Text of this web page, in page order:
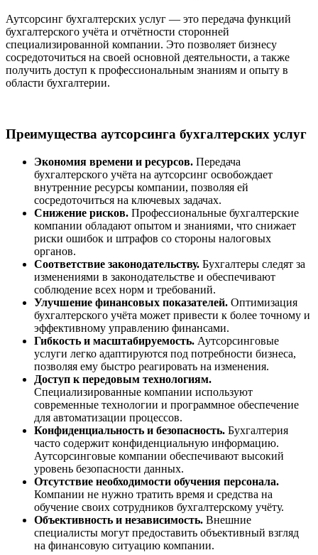
Аутсорсинг бухгалтерских услуг — это передача функций
бухгалтерского учёта и отчётности сторонней
специализированной компании. Это позволяет бизнесу
сосредоточиться на своей основной деятельности, а также
получить доступ к профессиональным знаниям и опыту в
области бухгалтерии.
Преимущества аутсорсинга бухгалтерских услуг
Экономия времени и ресурсов. Передача
бухгалтерского учёта на аутсорсинг освобождает
внутренние ресурсы компании, позволяя ей
сосредоточиться на ключевых задачах.
Снижение рисков. Профессиональные бухгалтерские
компании обладают опытом и знаниями, что снижает
риски ошибок и штрафов со стороны налоговых
органов.
Соответствие законодательству. Бухгалтеры следят за
изменениями в законодательстве и обеспечивают
соблюдение всех норм и требований.
Улучшение финансовых показателей. Оптимизация
бухгалтерского учёта может привести к более точному и
эффективному управлению финансами.
Гибкость и масштабируемость. Аутсорсинговые
услуги легко адаптируются под потребности бизнеса,
позволяя ему быстро реагировать на изменения.
Доступ к передовым технологиям.
Специализированные компании используют
современные технологии и программное обеспечение
для автоматизации процессов.
Конфиденциальность и безопасность. Бухгалтерия
часто содержит конфиденциальную информацию.
Аутсорсинговые компании обеспечивают высокий
уровень безопасности данных.
Отсутствие необходимости обучения персонала.
Компании не нужно тратить время и средства на
обучение своих сотрудников бухгалтерскому учёту.
Объективность и независимость. Внешние
специалисты могут предоставить объективный взгляд
на финансовую ситуацию компании.